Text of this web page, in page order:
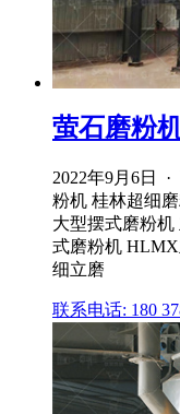
萤石磨粉
2022年9月6日
粉机 桂林超细
大型摆式磨粉
式磨粉机
细立磨
联系电话: 180